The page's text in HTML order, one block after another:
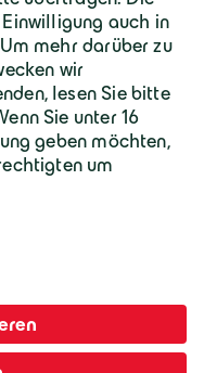
ich bin der